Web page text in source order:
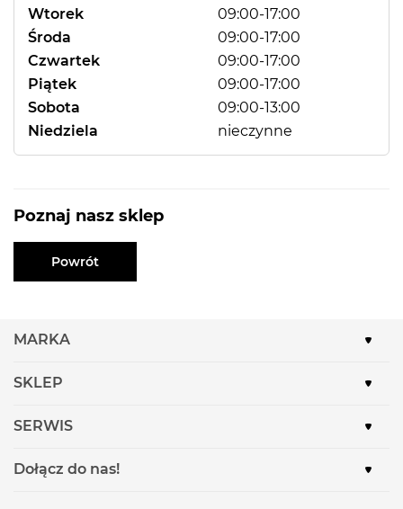
Wtorek
09:00-17:00
Środa
09:00-17:00
Czwartek
09:00-17:00
Piątek
09:00-17:00
Sobota
09:00-13:00
Niedziela
nieczynne
Poznaj nasz sklep
Powrót
MARKA
SKLEP
SERWIS
Dołącz do nas!